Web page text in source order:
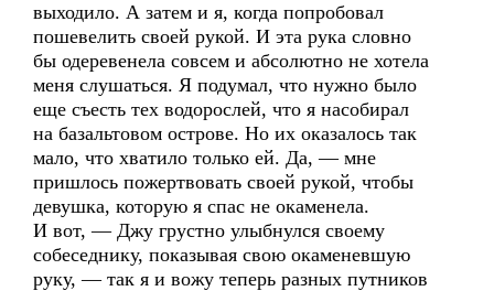
выходило. А затем и я, когда попробовал
пошевелить своей рукой. И эта рука словно
бы одеревенела совсем и абсолютно не хотела
меня слушаться. Я подумал, что нужно было
еще съесть тех водорослей, что я насобирал
на базальтовом острове. Но их оказалось так
мало, что хватило только ей. Да, — мне
пришлось пожертвовать своей рукой, чтобы
девушка, которую я спас не окаменела.
И вот, — Джу грустно улыбнулся своему
собеседнику, показывая свою окаменевшую
руку, — так я и вожу теперь разных путников